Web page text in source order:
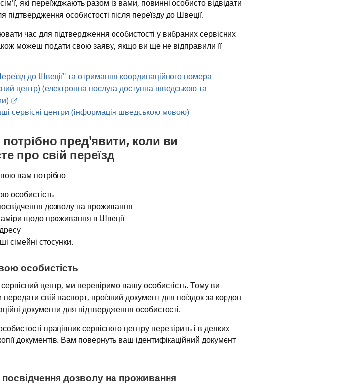
які переїжджають разом із вами, повинні особисто відвідати
підтвердження особистості після переїзду до Швеції.
час для підтвердження особистості у вибраних сервісних
можеш подати свою заяву, якщо ви ще не відправили її
до Швеції" та отримання координаційного номера
центр) (електронна послуга доступна шведською та
External link.
сервісні центри (інформація шведською мовою)
пред'явити, коли ви
про свій переїзд
вам потрібно
особистість
дозволу на проживання
щодо проживання в Швеції
сімейні стосунки.
особистість
сервісний центр, ми перевіримо вашу особистість. Тому ви
передати свій паспорт, проїзний документ для поїздок за кордон
документи для підтвердження особистості.
працівник сервісного центру перевірить і в деяких
документів. Вам повернуть ваш ідентифікаційний документ
дозволу на проживання